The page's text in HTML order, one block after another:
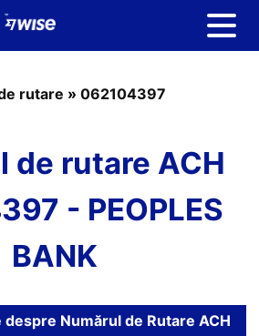
rutare » 062104397
de rutare ACH
- PEOPLES
BANK
Numărul de Rutare ACH